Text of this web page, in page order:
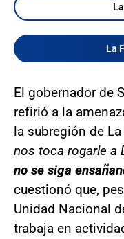
La
El gobernador de
refirió a la
la subregión de
nos toca rogarle a
no se siga
cuestionó que,
Unidad Nacional
trabaja en